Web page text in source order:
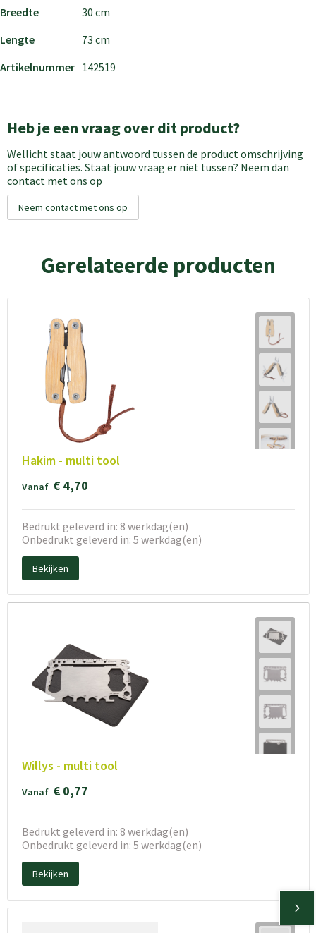
Breedte
30 cm
Lengte
73 cm
Artikelnummer 142519
Heb je een vraag over dit product?
Wellicht staat jouw antwoord tussen de product omschrijving
of specificaties. Staat jouw vraag er niet tussen? Neem dan
contact met ons op
Neem contact met ons op
Gerelateerde producten
Hakim - multi tool
Vanaf € 4,70
Bedrukt geleverd in: 8 werkdag(en)
Onbedrukt geleverd in: 5 werkdag(en)
Bekijken
Willys - multi tool
Vanaf € 0,77
Bedrukt geleverd in: 8 werkdag(en)
Onbedrukt geleverd in: 5 werkdag(en)
Bekijken